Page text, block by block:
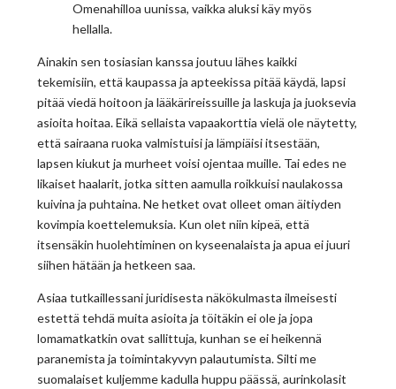
Omenahilloa uunissa, vaikka aluksi käy myös
hellalla.
Ainakin sen tosiasian kanssa joutuu lähes kaikki
tekemisiin, että kaupassa ja apteekissa pitää käydä, lapsi
pitää viedä hoitoon ja lääkärireissuille ja laskuja ja juoksevia
asioita hoitaa. Eikä sellaista vapaakorttia vielä ole näytetty,
että sairaana ruoka valmistuisi ja lämpiäisi itsestään,
lapsen kiukut ja murheet voisi ojentaa muille. Tai edes ne
likaiset haalarit, jotka sitten aamulla roikkuisi naulakossa
kuivina ja puhtaina. Ne hetket ovat olleet oman äitiyden
kovimpia koettelemuksia. Kun olet niin kipeä, että
itsensäkin huolehtiminen on kyseenalaista ja apua ei juuri
siihen hätään ja hetkeen saa.
Asiaa tutkaillessani juridisesta näkökulmasta ilmeisesti
estettä tehdä muita asioita ja töitäkin ei ole ja jopa
lomamatkatkin ovat sallittuja, kunhan se ei heikennä
paranemista ja toimintakyvyn palautumista. Silti me
suomalaiset kuljemme kadulla huppu päässä, aurinkolasit